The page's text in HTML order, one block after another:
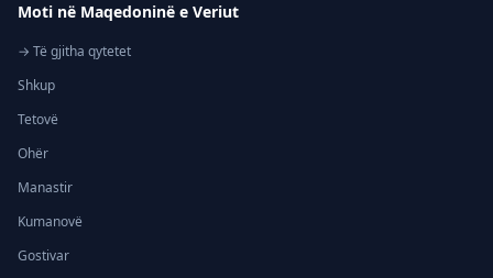
Moti në Maqedoninë e Veriut
→ Të gjitha qytetet
Shkup
Tetovë
Ohër
Manastir
Kumanovë
Gostivar